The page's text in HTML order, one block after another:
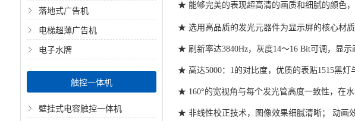
落地式广告机
电梯超薄广告机
电子水牌
触控一体机
壁挂式电容触控一体机
★ 能够完美的表现超高清的画质和细腻的颜色
★ 选用高品质的发光元器件为显示屏的核心材
★ 刷新率达3840Hz，灰度14～16 Bit可调，显示
★ 高达5000：1的对比度，优质的表贴1515黑
★ 160°的宽视角与每个发光管高度一致性，在
★ 非线性校正技术，图像效果细腻清晰； 动画